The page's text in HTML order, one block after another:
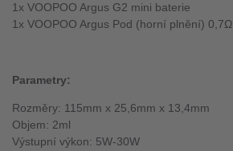
1x VOOPOO Argus G2 mini baterie
1x VOOPOO Argus Pod (horní plnění) 0,7Ω
Parametry:
Rozměry: 115mm x 25,6mm x 13,4mm
Objem: 2ml
Výstupní výkon: 5W-30W